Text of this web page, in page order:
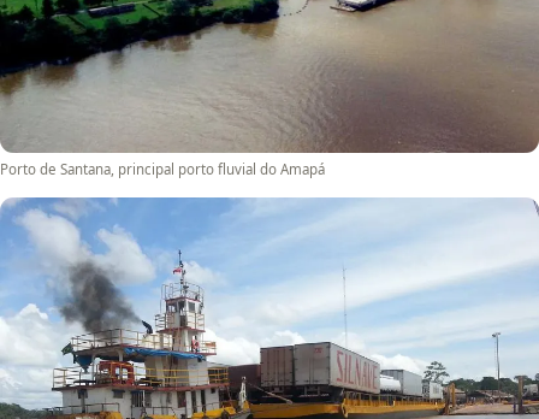
Porto de Santana, principal porto fluvial do Amapá